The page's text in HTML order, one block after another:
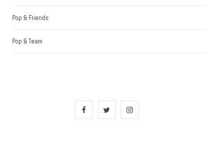
Pop & Friends
Pop & Team
F
I